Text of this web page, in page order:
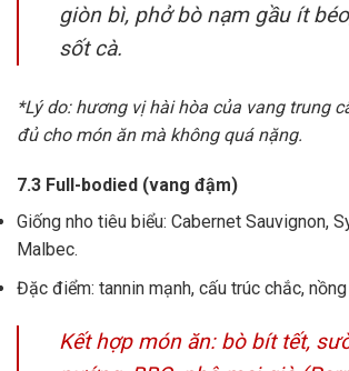
giòn bì, phở bò nạm gầu ít
sốt cà.
*Lý do: hương vị hài hòa của vang trung
đủ cho món ăn mà không quá nặng.
7.3 Full-bodied (vang đậm)
Giống nho tiêu biểu: Cabernet Sauvignon,
Malbec.
Đặc điểm: tannin mạnh, cấu trúc chắc,
Kết hợp món ăn: bò bít tết,